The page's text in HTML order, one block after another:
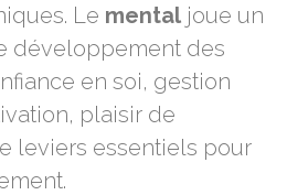
Le mental joue un
développement des
en soi, gestion
plaisir de
leviers essentiels pour